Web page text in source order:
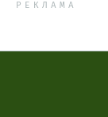
РЕКЛАМА